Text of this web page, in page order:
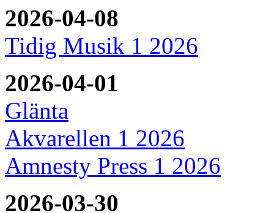
2026-04-08
Tidig Musik 1 2026
2026-04-01
Glänta
Akvarellen 1 2026
Amnesty Press 1 2026
2026-03-30